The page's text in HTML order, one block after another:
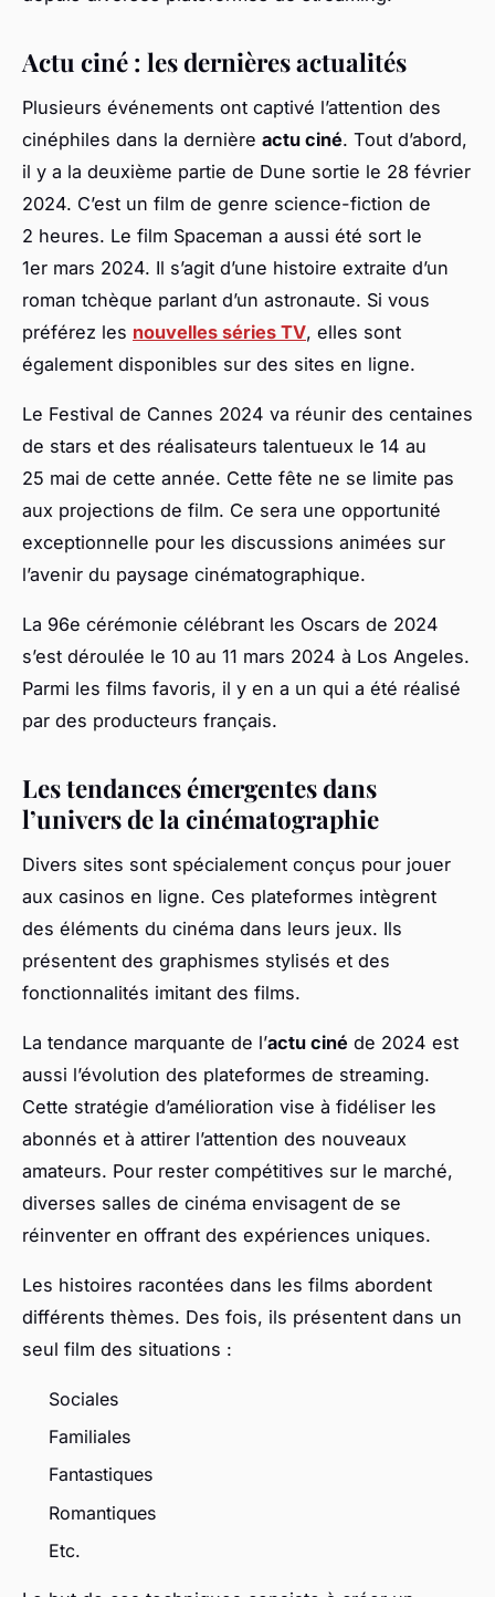
Actu ciné : les dernières actualités
Plusieurs événements ont captivé l’attention des
cinéphiles dans la dernière actu ciné. Tout d’abord,
il y a la deuxième partie de Dune sortie le 28 février
2024. C’est un film de genre science-fiction de
2 heures. Le film Spaceman a aussi été sort le
1er mars 2024. Il s’agit d’une histoire extraite d’un
roman tchèque parlant d’un astronaute. Si vous
préférez les nouvelles séries TV, elles sont
également disponibles sur des sites en ligne.
Le Festival de Cannes 2024 va réunir des centaines
de stars et des réalisateurs talentueux le 14 au
25 mai de cette année. Cette fête ne se limite pas
aux projections de film. Ce sera une opportunité
exceptionnelle pour les discussions animées sur
l’avenir du paysage cinématographique.
La 96e cérémonie célébrant les Oscars de 2024
s’est déroulée le 10 au 11 mars 2024 à Los Angeles.
Parmi les films favoris, il y en a un qui a été réalisé
par des producteurs français.
Les tendances émergentes dans
l’univers de la cinématographie
Divers sites sont spécialement conçus pour jouer
aux casinos en ligne. Ces plateformes intègrent
des éléments du cinéma dans leurs jeux. Ils
présentent des graphismes stylisés et des
fonctionnalités imitant des films.
La tendance marquante de l’actu ciné de 2024 est
aussi l’évolution des plateformes de streaming.
Cette stratégie d’amélioration vise à fidéliser les
abonnés et à attirer l’attention des nouveaux
amateurs. Pour rester compétitives sur le marché,
diverses salles de cinéma envisagent de se
réinventer en offrant des expériences uniques.
Les histoires racontées dans les films abordent
différents thèmes. Des fois, ils présentent dans un
seul film des situations :
Sociales
Familiales
Fantastiques
Romantiques
Etc.